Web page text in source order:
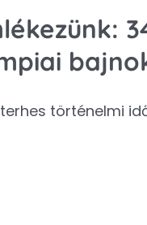
történelmi